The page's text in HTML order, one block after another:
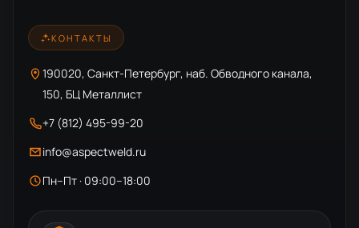
КОНТАКТЫ
190020, Санкт-Петербург, наб. Обводного канала,
150, БЦ Металлист
+7 (812) 495-99-20
info@aspectweld.ru
Пн–Пт · 09:00–18:00